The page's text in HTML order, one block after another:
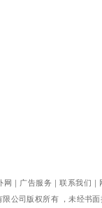
网 ｜ 广告服务｜联系我们 ｜
限公司版权所有 ，未经书